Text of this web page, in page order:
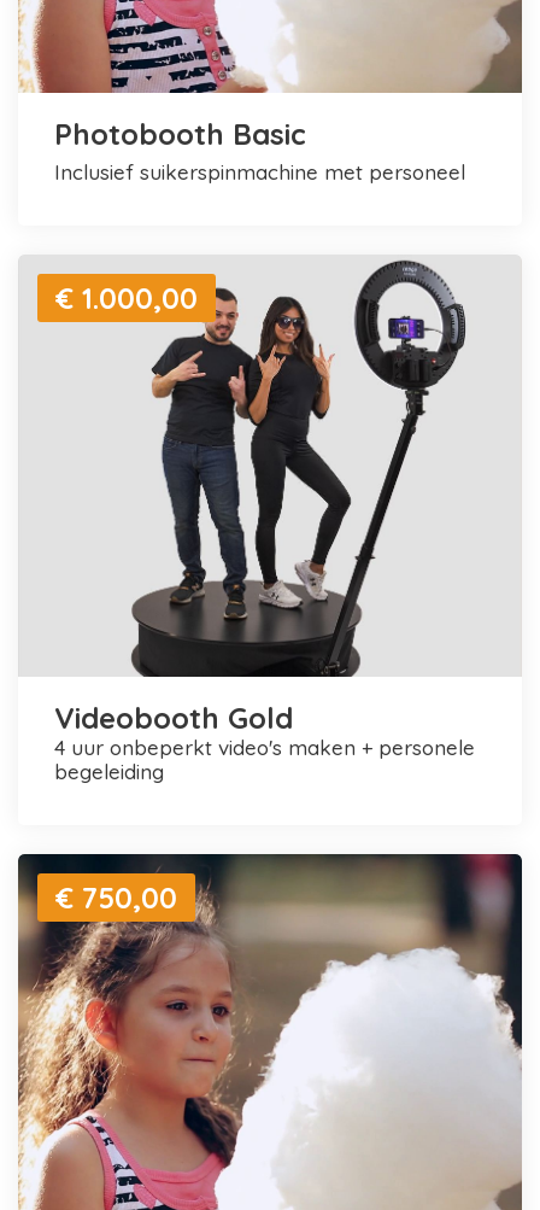
Photobooth Basic
inclusief suikerspinmachine met personeel
€ 1.000,00
Videobooth Gold
4 uur onbeperkt video's maken + personele
begeleiding
€ 750,00